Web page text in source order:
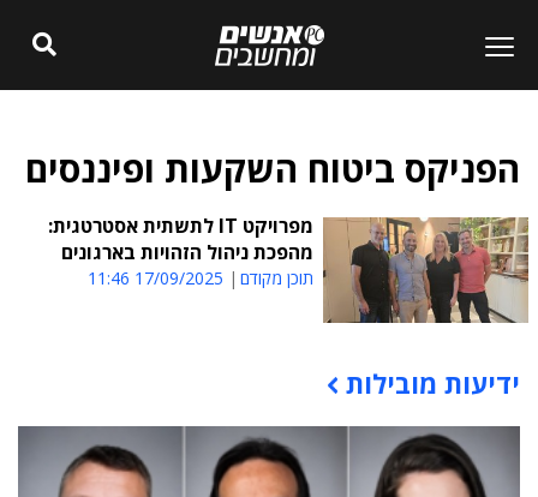
הפניקס ביטוח השקעות ופיננסים
מפרויקט IT לתשתית אסטרטגית:
מהפכת ניהול הזהויות בארגונים
תוכן מקודם 17/09/2025 11:46
תוכן פרסומי
ידיעות מובילות